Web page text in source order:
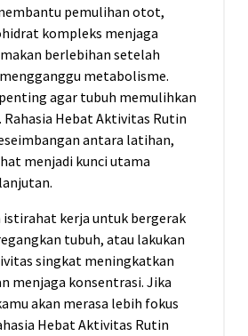
pemulihan otot,
kompleks menjaga
berlebihan setelah
metabolisme.
agar tubuh memulihkan
Hebat Aktivitas Rutin
antara latihan,
menjadi kunci utama
istirahat kerja untuk bergerak
tubuh, atau lakukan
singkat meningkatkan
menjaga konsentrasi. Jika
akan merasa lebih fokus
Hebat Aktivitas Rutin